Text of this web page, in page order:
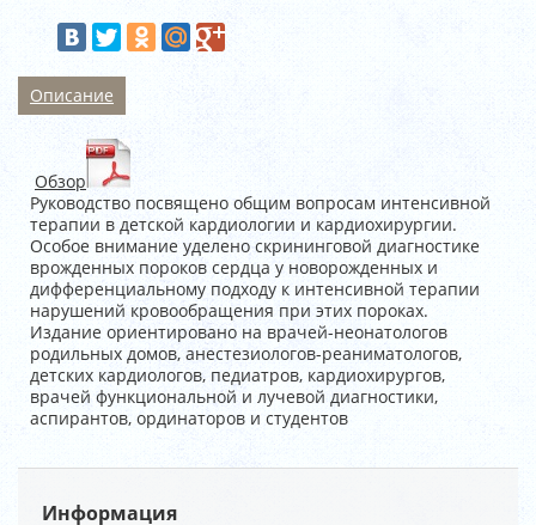
Описание
Обзор
Руководство посвящено общим вопросам интенсивной
терапии в детской кардиологии и кардиохирургии.
Особое внимание уделено скрининговой диагностике
врожденных пороков сердца у новорожденных и
дифференциальному подходу к интенсивной терапии
нарушений кровообращения при этих пороках.
Издание ориентировано на врачей-неонатологов
родильных домов, анестезиологов-реаниматологов,
детских кардиологов, педиатров, кардиохирургов,
врачей функциональной и лучевой диагностики,
аспирантов, ординаторов и студентов
Информация